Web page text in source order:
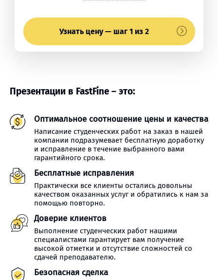
Узнать цену — шаг 1 из 2
Презентации в FastFine – это:
Оптимальное соотношение цены и качества
Написание студенческих работ на заказ в нашей
компании подразумевает бесплатную доработку
и исправление в течение выбранного вами
гарантийного срока.
Бесплатные исправления
Практически все клиенты остались довольны
качеством оказанных услуг и обратились к нам за
помощью повторно.
Доверие клиентов
Выполнение студенческих работ нашими
специалистами гарантирует вам получение
высокой отметки и отсутствие сложностей со
сдачей преподавателю.
Безопасная сделка